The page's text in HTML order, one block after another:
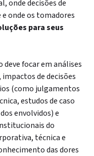
onde decisões de
onde os tomadores
para seus
deve focar em análises
de decisões
(como julgamentos
estudos de caso
envolvidos) e
do
técnica e
das dores